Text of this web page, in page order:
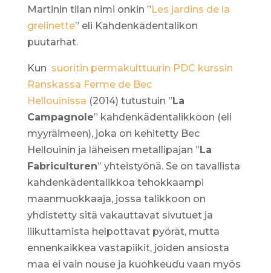
Martinin tilan nimi onkin ” Les jardins de la
grelinette” eli Kahdenkädentalikon
puutarhat.
Kun suoritin permakulttuurin PDC kurssin
Ranskassa Ferme de Bec
Hellouinissa (2014) tutustuin ” La
Campagnole” kahdenkädentalikkoon (eli
myyräimeen), joka on kehitetty Bec
Hellouinin ja läheisen metallipajan ” La
Fabriculturen” yhteistyönä. Se on tavallista
kahdenkädentalikkoa tehokkaampi
maanmuokkaaja, jossa talikkoon on
yhdistetty sitä vakauttavat sivutuet ja
liikuttamista helpottavat pyörät, mutta
ennenkaikkea vastapiikit, joiden ansiosta
maa ei vain nouse ja kuohkeudu vaan myös